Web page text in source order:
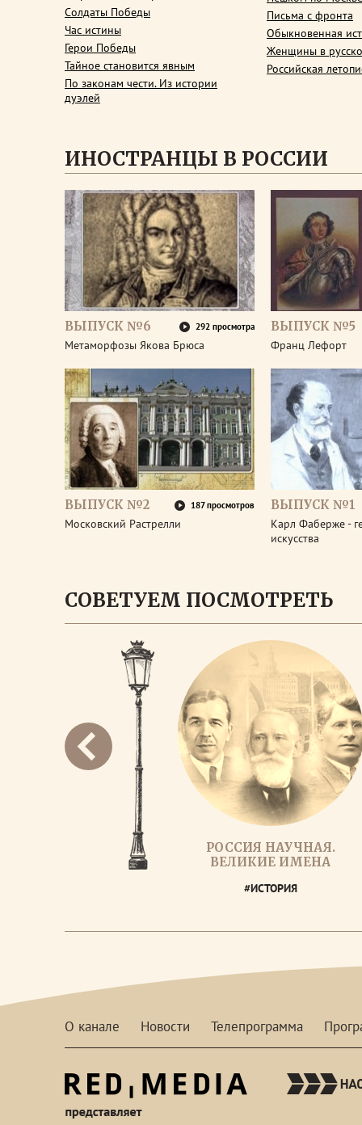
Солдаты Победы
Час истины
Герои Победы
Тайное становится явным
По законам чести. Из истории
дуэлей
Письма с фронта
Обыкновенная
Женщины в
Российская
ИНОСТРАНЦЫ В РОССИИ
ВЫПУСК №6 292 просмотра
Метаморфозы Якова Брюса
ВЫПУСК №5
Франц Лефорт
ВЫПУСК №2 187 просмотров
Московский Растрелли
ВЫПУСК №1
Карл Фаберже -
искусства
СОВЕТУЕМ ПОСМОТРЕТЬ
РОССИЯ НАУЧНАЯ.
ВЕЛИКИЕ ИМЕНА
#ИСТОРИЯ
О канале Новости Телепрограмма